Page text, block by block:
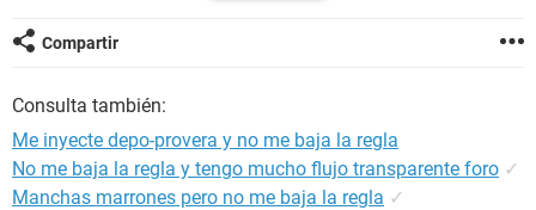
embarazada rápido? agradecería mucho la ayuda de
alguien. gracias!
Compartir
Consulta también:
Me inyecte depo-provera y no me baja la regla
No me baja la regla y tengo mucho flujo transparente foro ✓
Manchas marrones pero no me baja la regla ✓